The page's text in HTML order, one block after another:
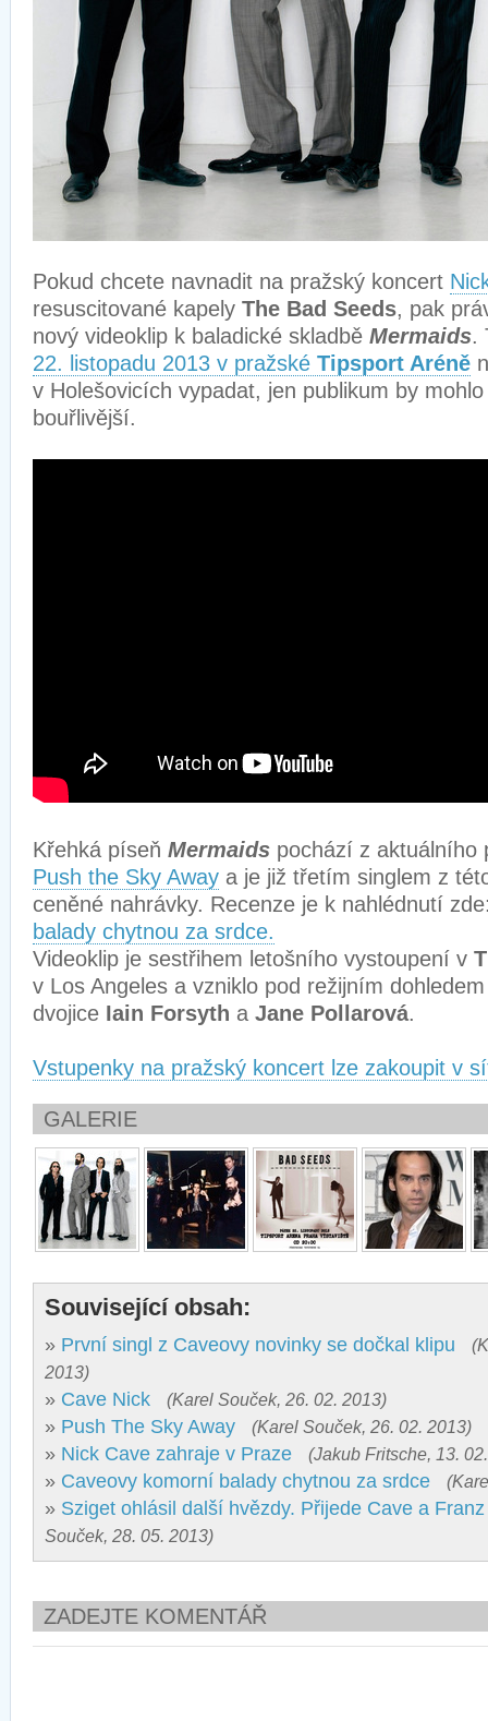
Pokud chcete navnadit na pražský koncert
resuscitované kapely The Bad Seeds, pak
nový videoklip k baladické skladbě Mermaids.
22. listopadu 2013 v pražské Tipsport Aréně
v Holešovicích vypadat, jen publikum by
bouřlivější.
Křehká píseň Mermaids pochází z aktuálního
Push the Sky Away a je již třetím singlem z
ceněné nahrávky. Recenze je k nahlédnutí
balady chytnou za srdce.
Videoklip je sestřihem letošního vystoupení v
v Los Angeles a vzniklo pod režijním
dvojice Iain Forsyth a Jane Pollarová.
Vstupenky na pražský koncert lze zakoupit v
GALERIE
Související obsah:
» První singl z Caveovy novinky se dočkal klipu
2013)
» Cave Nick (Karel Souček, 26. 02. 2013)
» Push The Sky Away (Karel Souček, 26. 02. 2013)
» Nick Cave zahraje v Praze (Jakub Fritsche, 13.
» Caveovy komorní balady chytnou za srdce
» Sziget ohlásil další hvězdy. Přijede Cave a
Souček, 28. 05. 2013)
ZADEJTE KOMENTÁŘ